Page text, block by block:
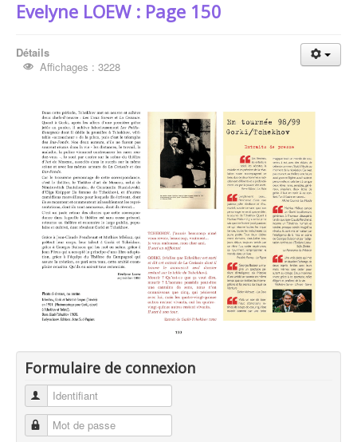
Evelyne LOEW : Page 150
Détails
Affichages : 3228
Formulaire de connexion
Identifiant
Mot de passe